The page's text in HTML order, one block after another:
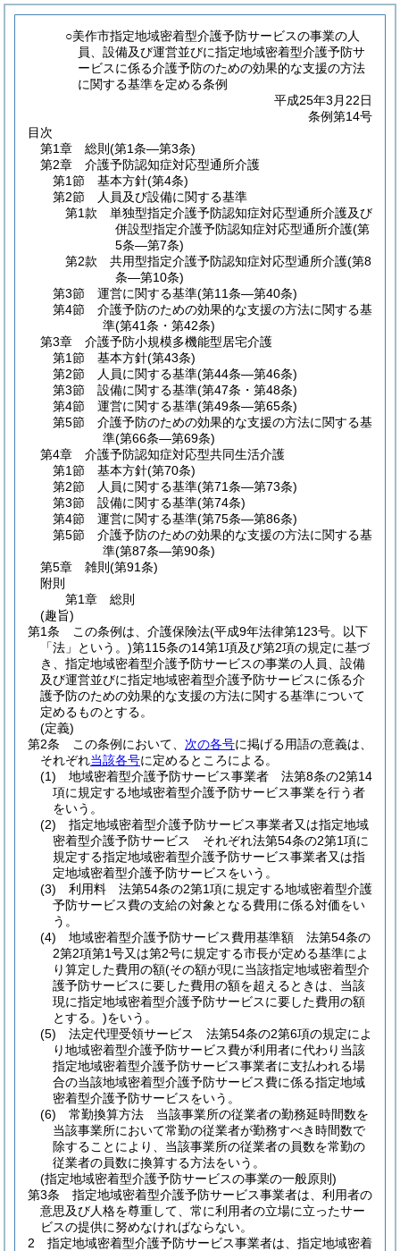
○美作市指定地域密着型介護予防サービスの事業の人
員、設備及び運営並びに指定地域密着型介護予防サ
ービスに係る介護予防のための効果的な支援の方法
に関する基準を定める条例
平成25年3月22日
条例第14号
目次
第1章
総則 (第1条―第3条)
第2章
介護予防認知症対応型通所介護
第1節
基本方針(第4条)
第2節
人員及び設備に関する基準
第1款
単独型指定介護予防認知症対応型通所介護及び
併設型指定介護予防認知症対応型通所介護(第
5条―第7条)
第2款
共用型指定介護予防認知症対応型通所介護(第8
条―第10条)
第3節
運営に関する基準(第11条―第40条)
第4節
介護予防のための効果的な支援の方法に関する基
準(第41条・第42条)
第3章
介護予防小規模多機能型居宅介護
第1節
基本方針(第43条)
第2節
人員に関する基準(第44条―第46条)
第3節
設備に関する基準(第47条・第48条)
第4節
運営に関する基準(第49条―第65条)
第5節
介護予防のための効果的な支援の方法に関する基
準(第66条―第69条)
第4章
介護予防認知症対応型共同生活介護
第1節
基本方針(第70条)
第2節
人員に関する基準(第71条―第73条)
第3節
設備に関する基準(第74条)
第4節
運営に関する基準(第75条―第86条)
第5節
介護予防のための効果的な支援の方法に関する基
準(第87条―第90条)
第5章
雑則 (第91条)
附則
第1章
総則
(趣旨)
第1条
この条例は、介護保険法(平成9年法律第123号。以下
「法」という。)第115条の14第1項及び第2項の規定に基づ
き、指定地域密着型介護予防サービスの事業の人員、設備
及び運営並びに指定地域密着型介護予防サービスに係る介
護予防のための効果的な支援の方法に関する基準について
定めるものとする。
(定義)
第2条
この条例において、 次の各号に掲げる用語の意義は、
それぞれ当該各号に定めるところによる。
(1)
地域密着型介護予防サービス事業者 法第8条の2第14
項に規定する地域密着型介護予防サービス事業を行う者
をいう。
(2)
指定地域密着型介護予防サービス事業者又は指定地域
密着型介護予防サービス それぞれ法第54条の2第1項に
規定する指定地域密着型介護予防サービス事業者又は指
定地域密着型介護予防サービスをいう。
(3)
利用料 法第54条の2第1項に規定する地域密着型介護
予防サービス費の支給の対象となる費用に係る対価をい
う。
(4)
地域密着型介護予防サービス費用基準額 法第54条の
2第2項第1号又は第2号に規定する市長が定める基準によ
り算定した費用の額(その額が現に当該指定地域密着型介
護予防サービスに要した費用の額を超えるときは、当該
現に指定地域密着型介護予防サービスに要した費用の額
とする。)をいう。
(5)
法定代理受領サービス 法第54条の2第6項の規定によ
り地域密着型介護予防サービス費が利用者に代わり当該
指定地域密着型介護予防サービス事業者に支払われる場
合の当該地域密着型介護予防サービス費に係る指定地域
密着型介護予防サービスをいう。
(6)
常勤換算方法 当該事業所の従業者の勤務延時間数を
当該事業所において常勤の従業者が勤務すべき時間数で
除することにより、当該事業所の従業者の員数を常勤の
従業者の員数に換算する方法をいう。
(指定地域密着型介護予防サービスの事業の一般原則)
第3条
指定地域密着型介護予防サービス事業者は、利用者の
意思及び人格を尊重して、常に利用者の立場に立ったサー
ビスの提供に努めなければならない。
2
指定地域密着型介護予防サービス事業者は、指定地域密着